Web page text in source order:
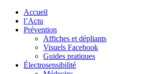
Accueil
l’Actu
Prévention
Affiches et dépliants
Visuels Facebook
Guides pratiques
Électrosensibilité